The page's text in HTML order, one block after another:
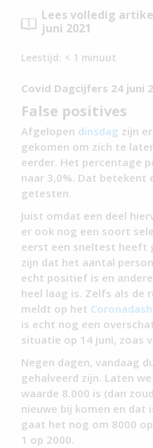
Lees volledig
juni 2021
Leestijd: < 1 minuut
Covid Dagcijfers 24 juni
False positives
Afgelopen dinsdag zijn
gekomen om zich te
eerder. Het percentage
naar 3,0%. Dat betekent
getesten.
Juist omdat een deel
er ook nog een soort
eerst een sneltest heeft
zijn dat het aantal
echt positief is en
heel laag is. Zelfs als de
meldt op het
is echt nog een
situatie op 14 juni, zoas
Negen dagen, vandaag
gehalveerd zijn. Laten
waarde 8.000 is (dan
nieuwe bij komen en dat
gaat het nog om 8000
1 op 2000.